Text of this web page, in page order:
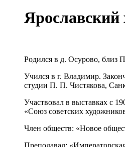
Родился в д. Осурово, близ
Учился в г. Владимир.
студии П. П. Чистякова,
Участвовал в выставках с
«Союз советских
Член обществ: «Новое
Преподавал: